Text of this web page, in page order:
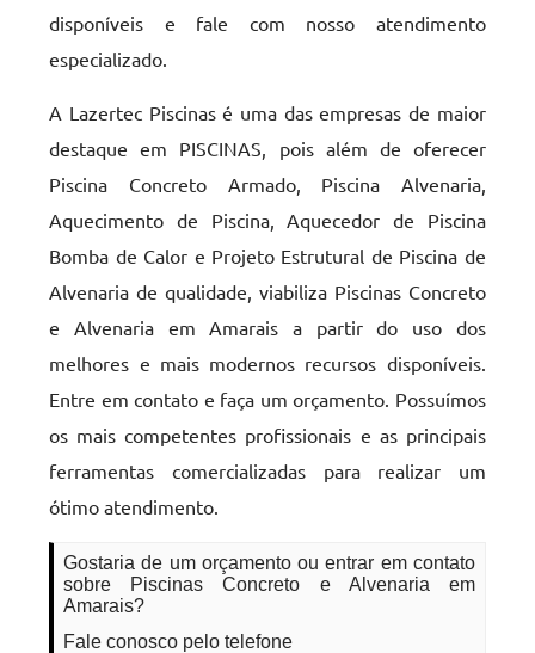
disponíveis e fale com nosso atendimento
especializado.
A Lazertec Piscinas é uma das empresas de maior
destaque em PISCINAS, pois além de oferecer
Piscina Concreto Armado, Piscina Alvenaria,
Aquecimento de Piscina, Aquecedor de Piscina
Bomba de Calor e Projeto Estrutural de Piscina de
Alvenaria de qualidade, viabiliza Piscinas Concreto
e Alvenaria em Amarais a partir do uso dos
melhores e mais modernos recursos disponíveis.
Entre em contato e faça um orçamento. Possuímos
os mais competentes profissionais e as principais
ferramentas comercializadas para realizar um
ótimo atendimento.
Gostaria de um orçamento ou entrar em contato
sobre Piscinas Concreto e Alvenaria em
Amarais?
Fale conosco pelo telefone